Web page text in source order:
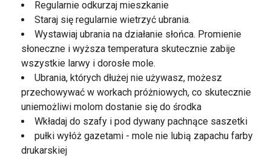
Regularnie odkurzaj mieszkanie
Staraj się regularnie wietrzyć ubrania.
Wystawiaj ubrania na działanie słońca. Promienie
słoneczne i wyższa temperatura skutecznie zabije
wszystkie larwy i dorosłe mole.
Ubrania, których dłużej nie używasz, możesz
przechowywać w workach próżniowych, co skutecznie
uniemożliwi molom dostanie się do środka
Wkładaj do szafy i pod dywany pachnące saszetki
pułki wyłóż gazetami - mole nie lubią zapachu farby
drukarskiej